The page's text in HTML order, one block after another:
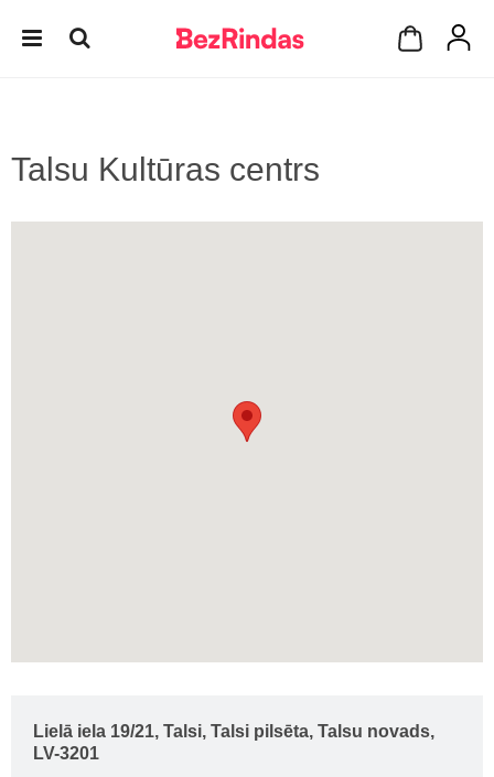
Talsu Kultūras centrs
Lielā iela 19/21, Talsi, Talsi pilsēta, Talsu novads,
LV-3201